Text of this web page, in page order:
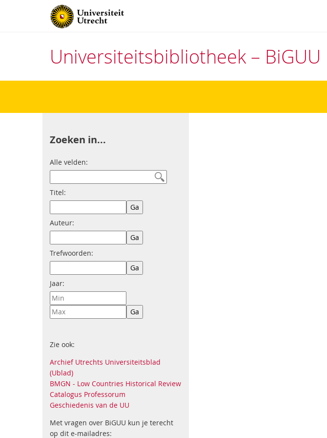
Universiteitsbibliotheek – BiGUU
Zoeken in...
Alle velden:
Titel:
Auteur:
Trefwoorden:
Jaar:
Zie ook:
Archief Utrechts Universiteitsblad
(Ublad)
BMGN - Low Countries Historical Review
Catalogus Professorum
Geschiedenis van de UU
Met vragen over BiGUU kun je terecht
op dit e-mailadres: